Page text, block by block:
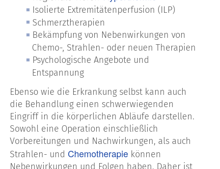
Isolierte Extremitätenperfusion (ILP)
Schmerztherapien
Bekämpfung von Nebenwirkungen von
Chemo-, Strahlen- oder neuen Therapien
Psychologische Angebote und
Entspannung
Ebenso wie die Erkrankung selbst kann auch
die Behandlung einen schwerwiegenden
Eingriff in die körperlichen Abläufe darstellen.
Sowohl eine Operation einschließlich
Vorbereitungen und Nachwirkungen, als auch
Strahlen- und Chemotherapie können
Nebenwirkungen und Folgen haben. Daher ist